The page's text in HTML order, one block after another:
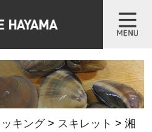
キング> スキレット >湘